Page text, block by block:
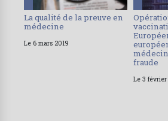
La qualité de la preuve en
médecine
Le 6 mars 2019
fraude
Le 3 février